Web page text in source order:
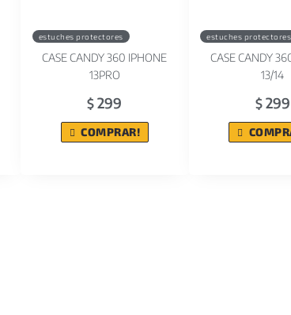
estuches protectores
CASE CANDY 360 IPHONE
13PRO
$ 299
COMPRAR!
estuches protectores
CASE CANDY
13/14
$299